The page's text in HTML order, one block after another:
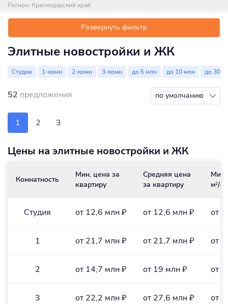
Регион: Краснодарский край
Развернуть фильтр
Элитные новостройки и ЖК
Студии 1-комн 2-комн 3-комн до 5 млн до 10 млн до 30 м²
52 предложения по умолчанию
1 2 3
Цены на элитные новостройки и ЖК
Комнатность
Мин. цена за
квартиру
Средняя цена
за квартиру
Мин.
м2/₽
Студия от 12,6 млн ₽ от 12,6 млн ₽ от
1 от 21,7 млн ₽ от 21,7 млн ₽ от
2 от 14,7 млн ₽ от 19 млн ₽ от
3 от 22,2 млн ₽ от 27,6 млн ₽ от